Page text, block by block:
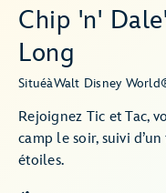
Chip 'n'
Long
SituéàWalt Disney
Rejoignez Tic et Tac,
camp le soir, suivi
étoiles.